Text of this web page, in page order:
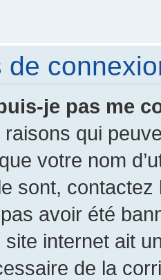
de
je pas me
qui
votre nom
sont,
avoir été
site internet ait
de la